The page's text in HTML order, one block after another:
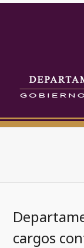
cargos